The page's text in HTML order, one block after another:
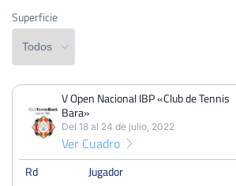
Superficie
PERDIDOSPARTIDOS GANADOS
2 6
PERDIDOS SETS
5
Superficie
V Open Nacional IBP «Club de Tennis
Bara»
Del 18 al 24 de julio, 2022
Ver Cuadro
Rd Jugador